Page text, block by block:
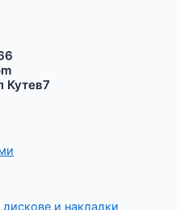
Кутев7
и накладки